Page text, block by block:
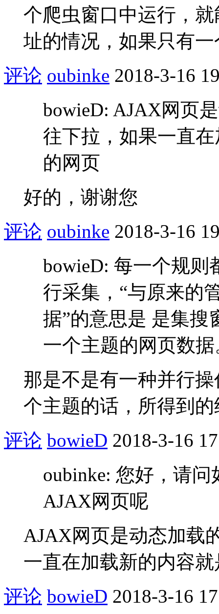
个爬虫窗口中运行，
址的情况，如果只有
评论 oubinke 2018-3-16
bowieD: AJAX网页
往下拉，如果一直
的网页
好的，谢谢您
评论 oubinke 2018-3-16
bowieD: 每一个规
行采集，“与原来的
据”的意思是 是集搜
一个主题的网页数据
那是不是有一种并行
个主题的话，所得到
评论 bowieD 2018-3-16
oubinke: 您好，请
AJAX网页呢
AJAX网页是动态加载
一直在加载新的内容
评论 bowieD 2018-3-16